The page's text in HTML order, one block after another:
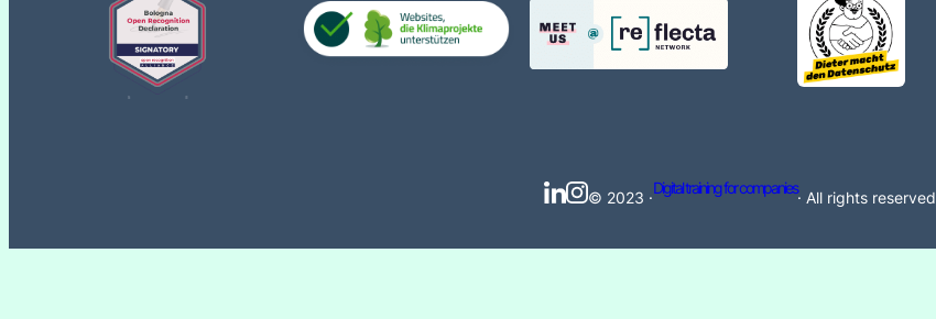
© 2023 ·
Digital training for companies
· All rights reserved